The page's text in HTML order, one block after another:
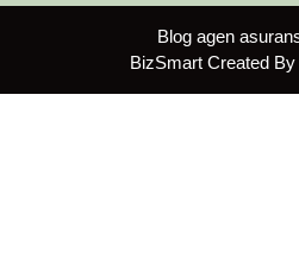
Blog agen
BizSmart Created By